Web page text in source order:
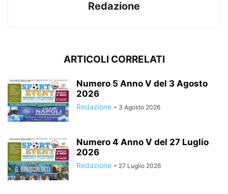
Redazione
ARTICOLI CORRELATI
Numero 5 Anno V del 3 Agosto
2026
Redazione - 3 Agosto 2026
Numero 4 Anno V del 27 Luglio
2026
Redazione - 27 Luglio 2026